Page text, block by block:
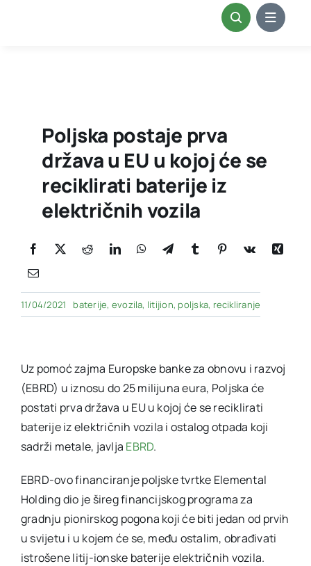
Poljska postaje prva
država u EU u kojoj će se
reciklirati baterije iz
električnih vozila
11/04/2021 baterije, evozila, litijion, poljska, recikliranje
Uz pomoćzajma Europske banke za obnovu i razvoj
(EBRD) u iznosu do 25 milijuna eura, Poljska će
postati prva država u EU u kojoj će se reciklirati
baterije iz električnih vozila i ostalog otpada koji
sadrži metale, javlja EBRD.
EBRD-ovo financiranje poljske tvrtke Elemental
Holding dio je šireg financijskog programa za
gradnju pionirskog pogona koji će biti jedan od prvih
u svijetu i u kojem će se, među ostalim, obrađivati
istrošene litij-ionske baterije električnih vozila.